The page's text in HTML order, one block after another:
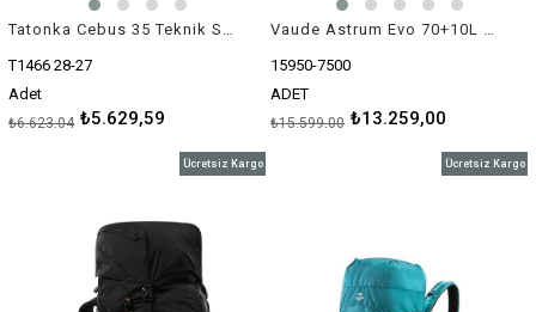
Tatonka Cebus 35 Teknik Sırt Çantası
T1466 28-27
Adet
₺5.629,59
₺6.623,04
Vaude Astrum Evo 70+10L Trekking Sırt Çantası
15950-7500
ADET
₺13.259,00
₺15.599,00
Ücretsiz Kargo Ücretsiz Kargo